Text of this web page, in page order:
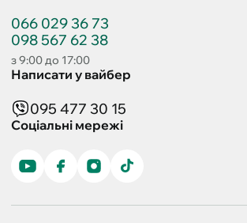
066 029 36 73
098 567 62 38
з 9:00 до 17:00
Написати у вайбер
095 477 30 15
Соціальні мережі